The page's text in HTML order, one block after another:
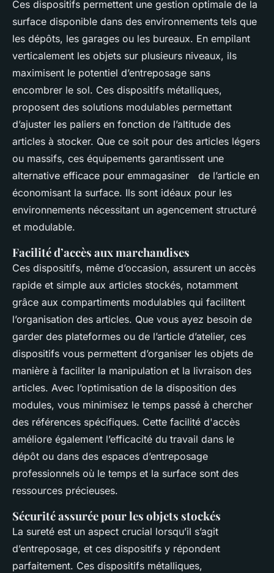
Ces dispositifs permettent une gestion optimale de la
surface disponible dans des environnements tels que
les dépôts, les garages ou les bureaux. En empilant
verticalement les objets sur plusieurs niveaux, ils
maximisent le potentiel d’entreposage sans
encombrer le sol. Ces dispositifs métalliques,
proposent des solutions modulables permettant
d’ajuster les paliers en fonction de l’altitude des
articles à stocker. Que ce soit pour des articles légers
ou massifs, ces équipements garantissent une
alternative efficace pour emmagasiner de l’article en
économisant la surface. Ils sont idéaux pour les
environnements nécessitant un agencement structuré
et modulable.
Facilité d’accès aux marchandises
Ces dispositifs, même d’occasion, assurent un accès
rapide et simple aux articles stockés, notamment
grâce aux compartiments modulables qui facilitent
l’organisation des articles. Que vous ayez besoin de
garder des plateformes ou de l’article d’atelier, ces
dispositifs vous permettent d’organiser les objets de
manière à faciliter la manipulation et la livraison des
articles. Avec l’optimisation de la disposition des
modules, vous minimisez le temps passé à chercher
des références spécifiques. Cette facilité d'accès
améliore également l’efficacité du travail dans le
dépôt ou dans des espaces d’entreposage
professionnels où le temps et la surface sont des
ressources précieuses.
Sécurité assurée pour les objets stockés
La sureté est un aspect crucial lorsqu’il s’agit
d’entreposage, et ces dispositifs y répondent
parfaitement. Ces dispositifs métalliques,